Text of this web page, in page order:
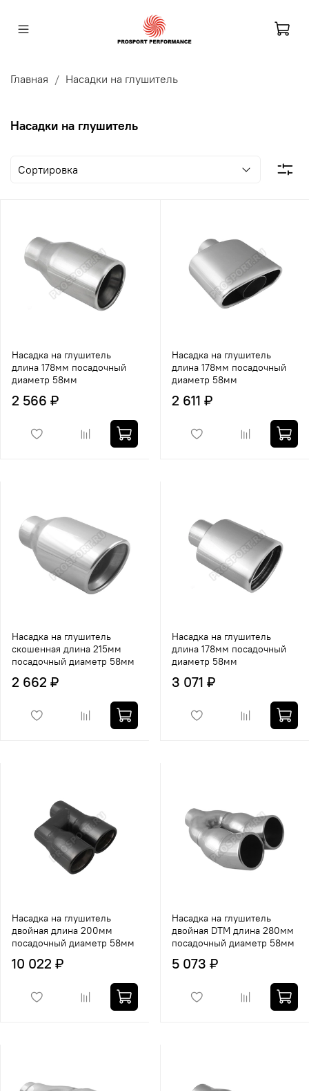
Главная Насадки на глушитель
Насадки на глушитель
Насадка на глушитель
длина 178мм посадочный
диаметр 58мм
2 566 ₽
Насадка на глушитель
длина 178мм посадочный
диаметр 58мм
2 611 ₽
Насадка на глушитель
скошенная длина 215мм
посадочный диаметр 58мм
2 662 ₽
Насадка на глушитель
длина 178мм посадочный
диаметр 58мм
3 071 ₽
Насадка на глушитель
двойная длина 200мм
посадочный диаметр 58мм
10 022 ₽
Насадка на глушитель
двойная DTM длина 280мм
посадочный диаметр 58мм
5 073 ₽